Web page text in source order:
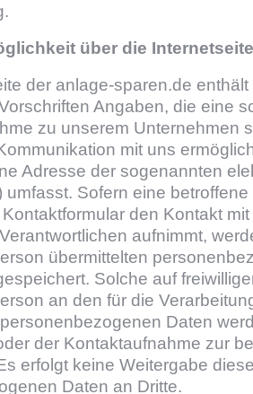
über die Internetseite
der anlage-sparen.de
Angaben, die eine
zu unserem Unternehmen
mit uns
Adresse der sogenannten
umfasst. Sofern eine
den Kontakt
aufnimmt,
übermittelten
Solche auf
an den für die
Daten
der Kontaktaufnahme zur
erfolgt keine Weitergabe
Daten an Dritte.